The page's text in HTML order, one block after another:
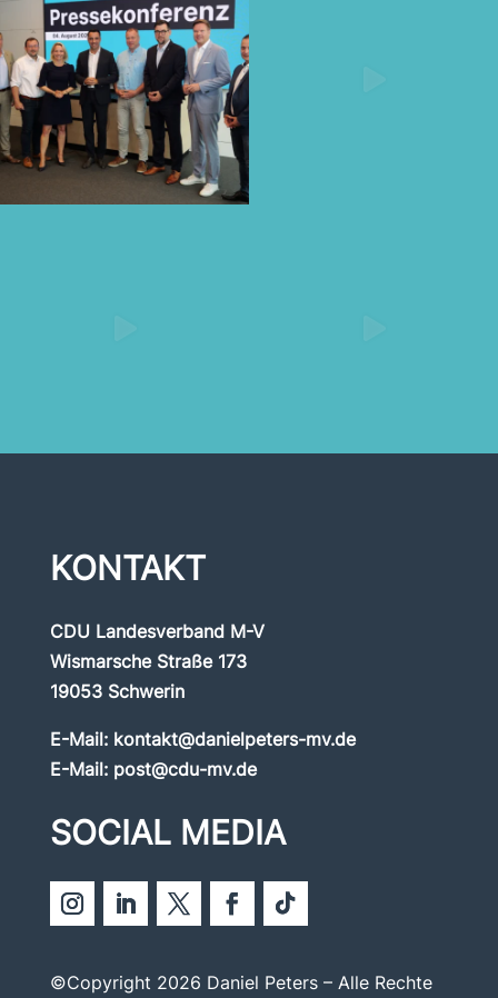
KONTAKT
CDU Landesverband M-V
Wismarsche Straße 173
19053 Schwerin
E-Mail: kontakt@danielpeters-mv.de
E-Mail: post@cdu-mv.de
SOCIAL MEDIA
©Copyright 2026 Daniel Peters – Alle Rechte